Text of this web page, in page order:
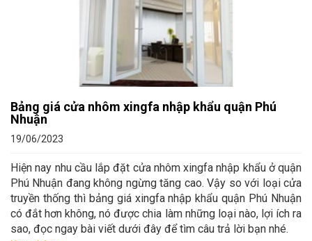
Bảng giá cửa nhôm xingfa nhập khẩu quận Phú
Nhuận
19/06/2023
Hiện nay nhu cầu lắp đặt cửa nhôm xingfa nhập khẩu ở quận
Phú Nhuận đang không ngừng tăng cao. Vậy so với loại cửa
truyền thống thì bảng giá xingfa nhập khẩu quận Phú Nhuận
có đắt hơn không, nó được chia làm những loại nào, lợi ích ra
sao, đọc ngay bài viết dưới đây để tìm câu trả lời bạn nhé.